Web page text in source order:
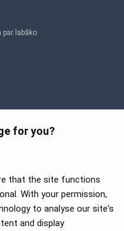
for you?
that the site functions
With your permission,
to analyse our site's
and display
par labāko
Major